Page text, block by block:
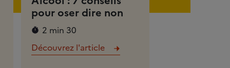
pour oser dire non
2 min 30
Découvrez l'article